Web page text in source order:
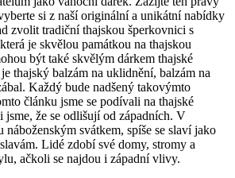
si z naší originální a unikátní nabídky
zvolit tradiční thajskou šperkovnici s
je skvělou památkou na thajskou
být také skvělým dárkem thajské
thajský balzám na uklidnění, balzám na
Každý bude nadšený takovýmto
článku jsme se podívali na thajské
jsme, že se odlišují od západních. V
náboženským svátkem, spíše se slaví jako
Lidé zdobí své domy, stromy a
ačkoli se najdou i západní vlivy.